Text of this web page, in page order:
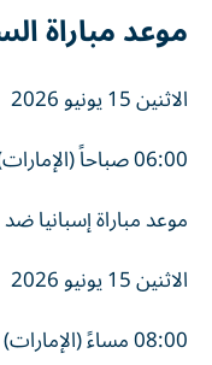
موعد مباراة
الاثنين 15 يونيو 2026
06:00 صباحاً (الإمارات) - 05:00 صباحاً (مصر والسعودية)
موعد مباراة إسبانيا
الاثنين 15 يونيو 2026
08:00 مساءً (الإمارات) - 07:00 مساءً (مصر والسعودية)